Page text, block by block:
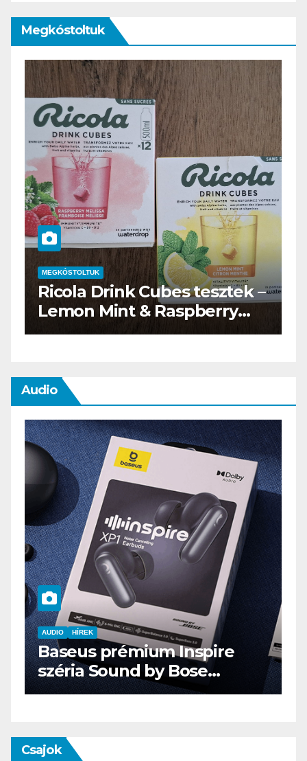
Megkóstoltuk
MEGKÓSTOLTUK
Waterdrop üdítő kapszula
teszt
Audio
AUDIO IT MŰSZAKI
ENDORFY VIRO Plus USB
Csajok